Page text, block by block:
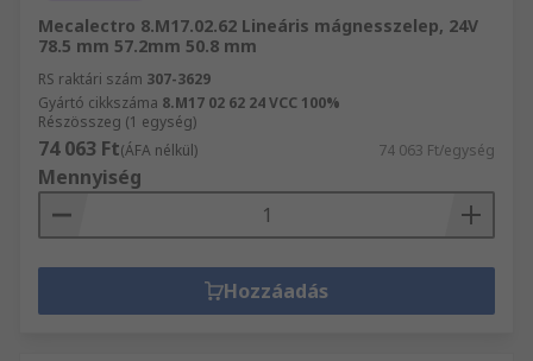
Mecalectro 8.M17.02.62 Lineáris mágnesszelep, 24V
78.5 mm 57.2mm 50.8 mm
RS raktári szám 307-3629
Gyártó cikkszáma 8.M17 02 62 24 VCC 100%
Részösszeg (1 egység)
74 063 Ft(ÁFA nélkül) 74 063 Ft/egység
Mennyiség
Hozzáadás